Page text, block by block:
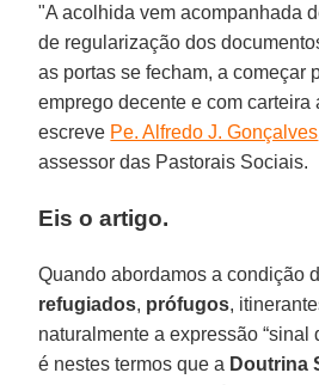
"A acolhida vem acompanhada
de regularização dos
as portas se fecham, a começar
emprego decente e com carteira
escreve Pe. Alfredo J. Gonçalves
assessor das Pastorais Sociais.
Eis o artigo.
Quando abordamos a condição
refugiados, prófugos,
naturalmente a expressão “sinal
é nestes termos que a Doutrina